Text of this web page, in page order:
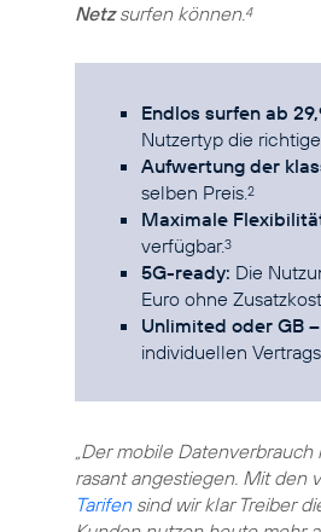
Netzsurfen können.4
Endlos surfen ab
Nutzertyp die
Aufwertung der
selben Preis.2
Maximale
verfügbar.3
5G-ready: Die
Euro ohne
Unlimited oder GB
individuellen
„Der mobile
rasant angestiegen. Mit den
Tarifensind wir klar Treiber